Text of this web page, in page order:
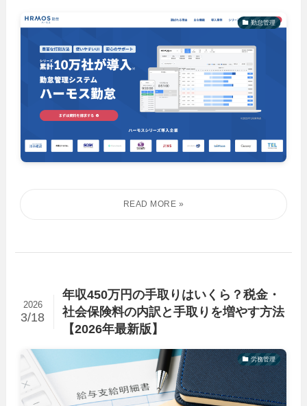
勤怠管理
年収450万円の手取りはいくら？税金・
社会保険料の内訳と手取りを増やす方法
【2026年最新版】
2026
3/18
労務管理